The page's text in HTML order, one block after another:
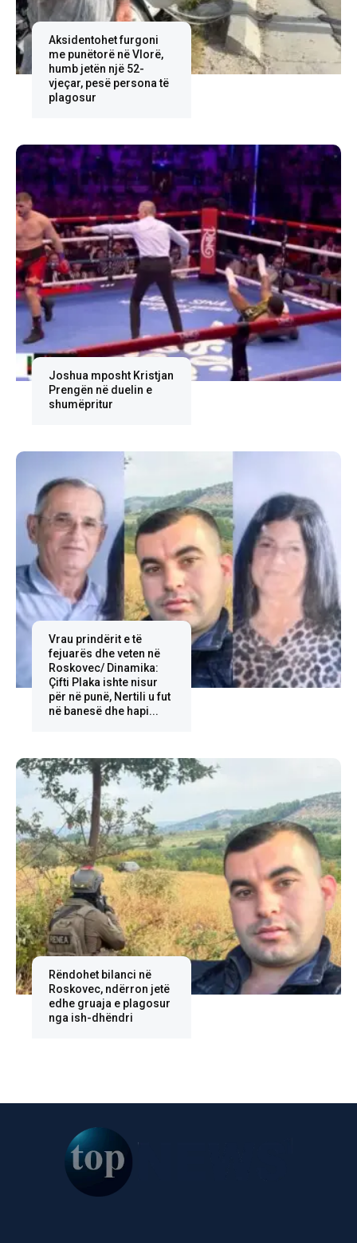
Aksidentohet furgoni
me punëtorë në Vlorë,
humb jetën një 52-
vjeçar, pesë persona të
plagosur
Joshua mposht Kristjan
Prengën në duelin e
shumëpritur
Vrau prindërit e të
fejuarës dhe veten në
Roskovec/ Dinamika:
Çifti Plaka ishte nisur
për në punë, Nertili u fut
në banesë dhe hapi...
Rëndohet bilanci në
Roskovec, ndërron jetë
edhe gruaja e plagosur
nga ish-dhëndri